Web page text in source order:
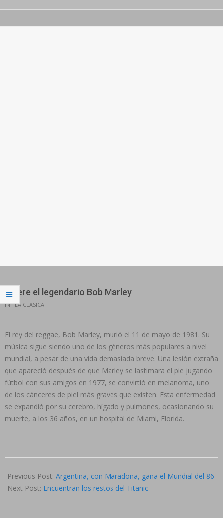
Muere el legendario Bob Marley
IN: LA CLASICA
El rey del reggae, Bob Marley, murió el 11 de mayo de 1981. Su
música sigue siendo uno de los géneros más populares a nivel
mundial, a pesar de una vida demasiada breve. Una lesión extraña
que apareció después de que Marley se lastimara el pie jugando
fútbol con sus amigos en 1977, se convirtió en melanoma, uno
de los cánceres de piel más graves que existen. Esta enfermedad
se expandió por su cerebro, hígado y pulmones, ocasionando su
muerte, a los 36 años, en un hospital de Miami, Florida.
Previous Post: Argentina, con Maradona, gana el Mundial del 86
Next Post: Encuentran los restos del Titanic